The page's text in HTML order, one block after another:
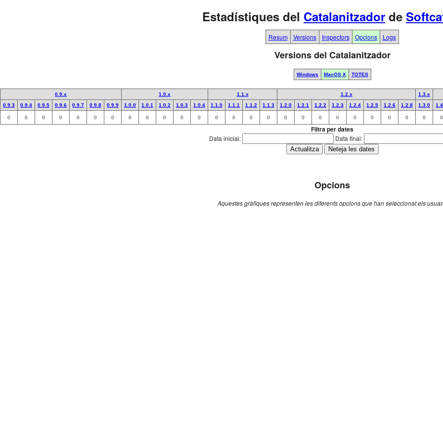
Estadístiques del Catalanitzador de
Resum Versions Inspectors Opcions Logs
Versions del Catalanitzador
Windows MacOS X TOTES
0.9.x 1.0.x 1.1.x 1.2.x 1.3.x
0.9.3
0.9.4 0.9.5 0.9.6 0.9.7 0.9.8 0.9.9 1.0.0 1.0.1 1.0.2 1.0.3 1.0.4 1.1.0 1.1.1 1.1.2 1.1.3 1.2.0 1.2.1 1.2.2 1.2.3 1.2.4 1.2.5 1.2.6 1.2.8 1.3.0
0 0 0 0 0 0 0 0 0 0 0 0 0 0 0 0 0 0 0 0 0 0 0 0 0 0
Filtra per dates
Data inicial: Data final:
Opcions
Aquestes gràfiques representen les diferents opcions que han seleccionat els